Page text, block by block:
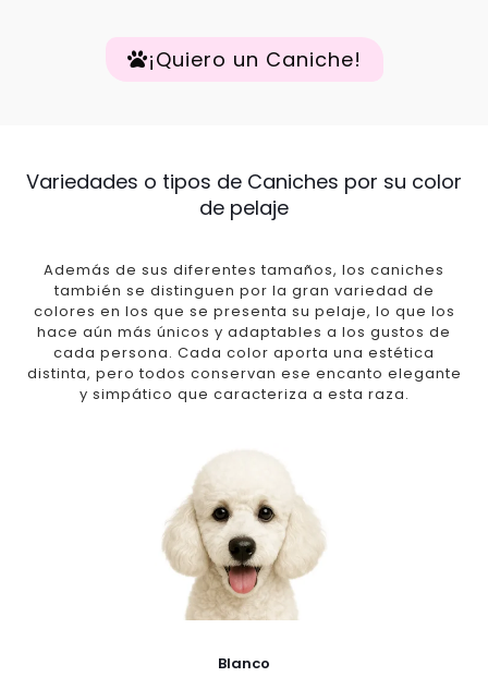
¡Quiero un Caniche!
Variedades o tipos de Caniches por su color
de pelaje
Además de sus diferentes tamaños, los caniches
también se distinguen por la gran variedad de
colores en los que se presenta su pelaje, lo que los
hace aún más únicos y adaptables a los gustos de
cada persona. Cada color aporta una estética
distinta, pero todos conservan ese encanto elegante
y simpático que caracteriza a esta raza.
Blanco